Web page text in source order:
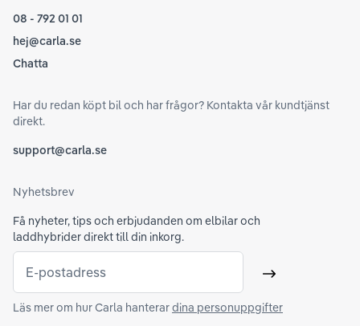
08 - 792 01 01
hej@carla.se
Chatta
Har du redan köpt bil och har frågor? Kontakta vår kundtjänst
direkt.
support@carla.se
Nyhetsbrev
Få nyheter, tips och erbjudanden om elbilar och
laddhybrider direkt till din inkorg.
E-postadress Skicka
Läs mer om hur Carla hanterardina personuppgifter